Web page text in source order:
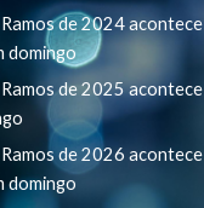
de 2024acontece
domingo
de 2025acontece
de 2026acontece
domingo